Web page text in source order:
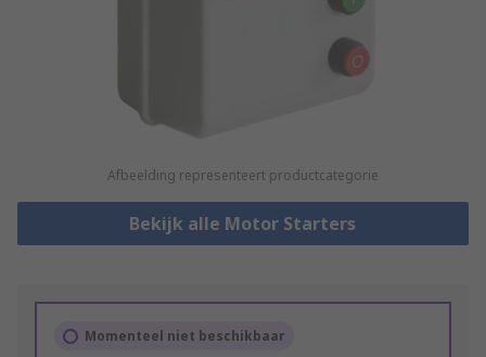
Afbeelding representeert productcategorie
Bekijk alle Motor Starters
Momenteel niet beschikbaar